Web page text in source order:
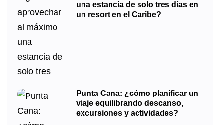
una estancia de solo tres días en
un resort en el Caribe?
Punta Cana: ¿cómo planificar un
viaje equilibrando descanso,
excursiones y actividades?